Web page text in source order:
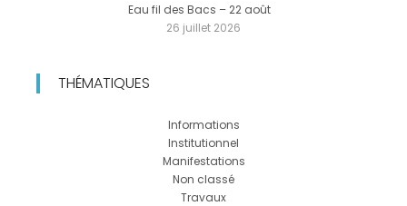
Eau fil des Bacs – 22 août
26 juillet 2026
THÉMATIQUES
Informations
Institutionnel
Manifestations
Non classé
Travaux